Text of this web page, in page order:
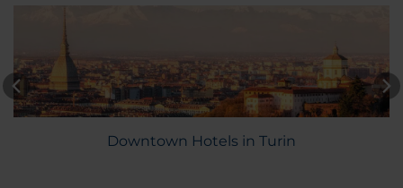
Downtown Hotels in Turin